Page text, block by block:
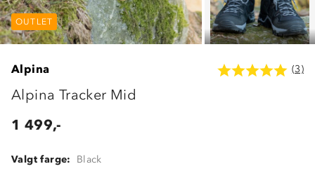
OUTLET OUTLET
OUTLET
Alpina (3)
Alpina Tracker Mid
1 499,-
Valgt farge: Black